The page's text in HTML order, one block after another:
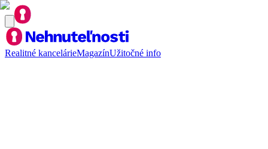
Realitné kancelárieMagazínUžitočné info